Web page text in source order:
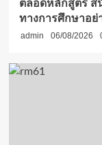
ตลอดหลักสูตร ส
ทางการศึกษาอย่
admin 06/08/2026